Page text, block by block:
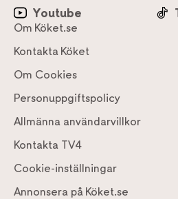
Youtube
Om Köket.se
Kontakta Köket
Om Cookies
Personuppgiftspolicy
Allmänna användarvillkor
Kontakta TV4
Cookie-inställningar
Annonsera på Köket.se